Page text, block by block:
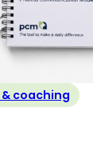
coaching